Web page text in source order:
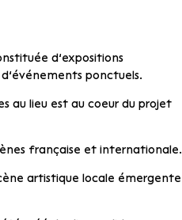
d’expositions
ponctuels.
au lieu est au coeur du projet
française et internationale.
artistique locale émergente